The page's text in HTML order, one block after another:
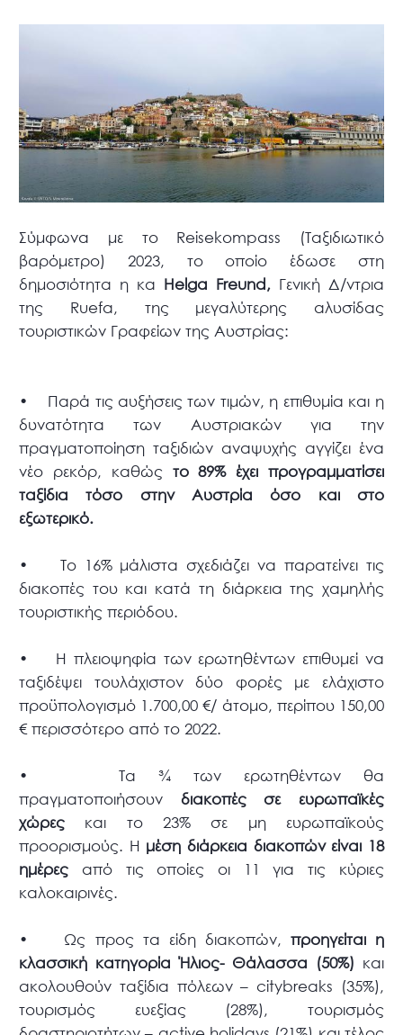
Σύμφωνα με το Reisekompass (Ταξιδιωτικό
βαρόμετρο) 2023, το οποίο έδωσε στη
δημοσιότητα η κα Helga Freund, Γενική Δ/ντρια
της Ruefa, της μεγαλύτερης αλυσίδας
τουριστικών Γραφείων της Αυστρίας:
• Παρά τις αυξήσεις των τιμών, η επιθυμία και η
δυνατότητα των Αυστριακών για την
πραγματοποίηση ταξιδιών αναψυχής αγγίζει ένα
νέο ρεκόρ, καθώς το 89% έχει προγραμματίσει
ταξίδια τόσο στην Αυστρία όσο και στο
εξωτερικό.
• Το 16% μάλιστα σχεδιάζει να παρατείνει τις
διακοπές του και κατά τη διάρκεια της χαμηλής
τουριστικής περιόδου.
• Η πλειοψηφία των ερωτηθέντων επιθυμεί να
ταξιδέψει τουλάχιστον δύο φορές με ελάχιστο
προϋπολογισμό 1.700,00 €/ άτομο, περίπου 150,00
€ περισσότερο από το 2022.
• Τα ¾ των ερωτηθέντων θα
πραγματοποιήσουν διακοπές σε ευρωπαϊκές
χώρες και το 23% σε μη ευρωπαϊκούς
προορισμούς. Η μέση διάρκεια διακοπών είναι 18
ημέρες από τις οποίες οι 11 για τις κύριες
καλοκαιρινές.
• Ως προς τα είδη διακοπών, προηγείται η
κλασσική κατηγορία Ήλιος- Θάλασσα (50%) και
ακολουθούν ταξίδια πόλεων – citybreaks (35%),
τουρισμός ευεξίας (28%), τουρισμός